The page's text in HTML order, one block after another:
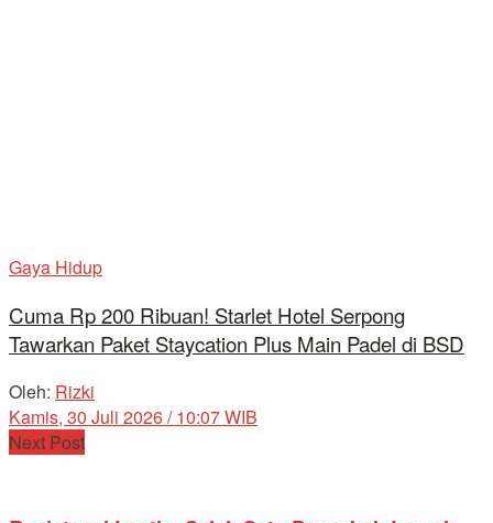
Gaya Hidup
Cuma Rp 200 Ribuan! Starlet Hotel Serpong
Tawarkan Paket Staycation Plus Main Padel di BSD
Oleh: Rizki
Kamis, 30 Juli 2026 / 10:07 WIB
Next Post